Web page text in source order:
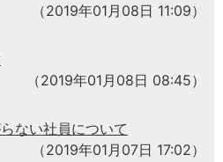
（2019年01月08日 11:09）
（2019年01月08日 08:45）
ない社員について
（2019年01月07日 17:02）